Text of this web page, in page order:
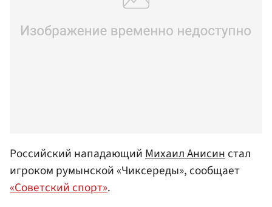
Российский нападающийМихаил Анисинстал
игроком румынской «Чиксереды», сообщает
«Советский спорт».